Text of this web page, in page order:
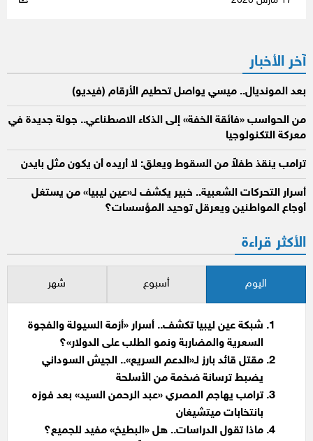
آخر الأخبار
بعد المونديال.. ميسي يواصل تحطيم الأرقام (فيديو)
من الحواسب «فائقة الخفة» إلى الذكاء الاصطناعي.. جولة جديدة في
معركة التكنولوجيا
ترامب ينقذ طفلاً من السقوط ويعلق: لا أريده أن يكون مثل بايدن
أسرار التحركات الشعبية.. خبير يكشف لـ«عين ليبيا» من يستغل
أوجاع المواطنين ويعرقل توحيد المؤسسات؟
الأكثر قراءة
اليوم أسبوع شهر
شبكة عين ليبيا تكشف.. أسرار «أزمة السيولة والفجوة
السعرية والمضاربة ونمو الطلب على الدولار»؟
مقتل قائد بارز لـ«الدعم السريع».. الجيش السوداني
يضبط ترسانة ضخمة من الأسلحة
ترامب يهاجم المصري «عبد الرحمن السيد» بعد فوزه
بانتخابات ميتشيغان
ماذا تقول الدراسات.. هل «البطيخ» مفيد للجميع؟